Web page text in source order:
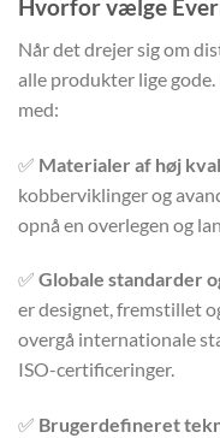
Hvorfor vælge
Når det drejer sig om
alle produkter lige
med:
✅ Materialer af høj
kobberviklinger og
opnå en overlegen og
✅ Globale standarder
er designet, fremstillet
overgå internationale
ISO-certificeringer.
✅ Brugerdefineret